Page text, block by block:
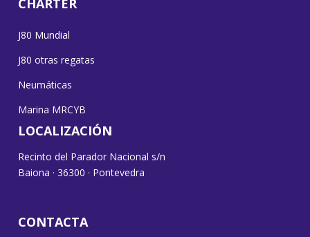
CHARTER
J80 Mundial
J80 otras regatas
Neumáticas
Marina MRCYB
LOCALIZACIÓN
Recinto del Parador Nacional s/n
Baiona · 36300 · Pontevedra
CONTACTA